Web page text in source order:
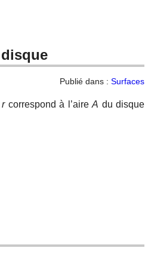
Publié dans : Surfaces
rcorrespond à l’aire A du disque